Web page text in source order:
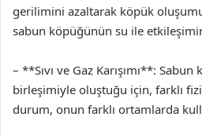
gerilimini azaltarak köpük
sabun köpüğünün su ile
– **Sıvı ve Gaz Karışımı**: Sabun
birleşimiyle oluştuğu için, farklı
durum, onun farklı ortamlarda